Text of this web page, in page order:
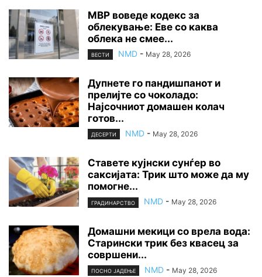
МВР воведе кодекс за
облекување: Еве со каква
облека не смее...
ВЕСТИ NMD - May 28, 2026
Дупнете го пандишпанот и
прелијте со чоколадо:
Најсочниот домашен колач
готов...
ДЕСЕРТИ NMD - May 28, 2026
Ставете кујнски сунѓер во
саксијата: Трик што може да му
помогне...
ГРАДИНАРСТВО NMD - May 28, 2026
Домашни мекици со врела вода:
Старински трик без квасец за
совршени...
ПОСНО ЈАДЕЊЕ NMD - May 28, 2026